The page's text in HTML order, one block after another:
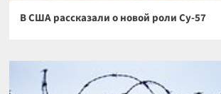
В США рассказали о новой роли Су-57